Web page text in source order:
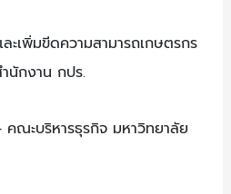
เพิ่มขีดความสามารถเกษตรกร
นักงาน กปร.
ณะบริหารธุรกิจ มหาวิทยาลัย